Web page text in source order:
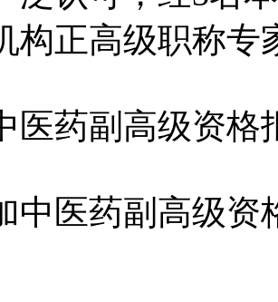
构正高级职称专
医药副高级资格
中医药副高级资